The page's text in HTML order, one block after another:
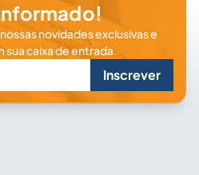
novidades exclusivas e
caixa de entrada.
Inscrever